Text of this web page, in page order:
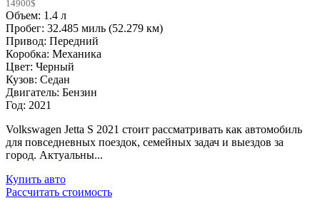
14900$
Объем: 1.4 л
Пробег: 32.485 миль (52.279 км)
Привод: Передний
Коробка: Механика
Цвет: Черный
Кузов: Седан
Двигатель: Бензин
Год: 2021
Volkswagen Jetta S 2021 стоит рассматривать как автомобиль
для повседневных поездок, семейных задач и выездов за
город. Актуальны...
Купить авто
Рассчитать стоимость